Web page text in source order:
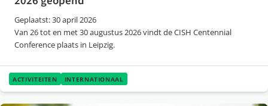
Geplaatst: 30 april 2026
Van 26 tot en met 30 augustus 2026 vindt de CISH Centennial
Conference plaats in Leipzig.
ACTIVITEITEN INTERNATIONAAL